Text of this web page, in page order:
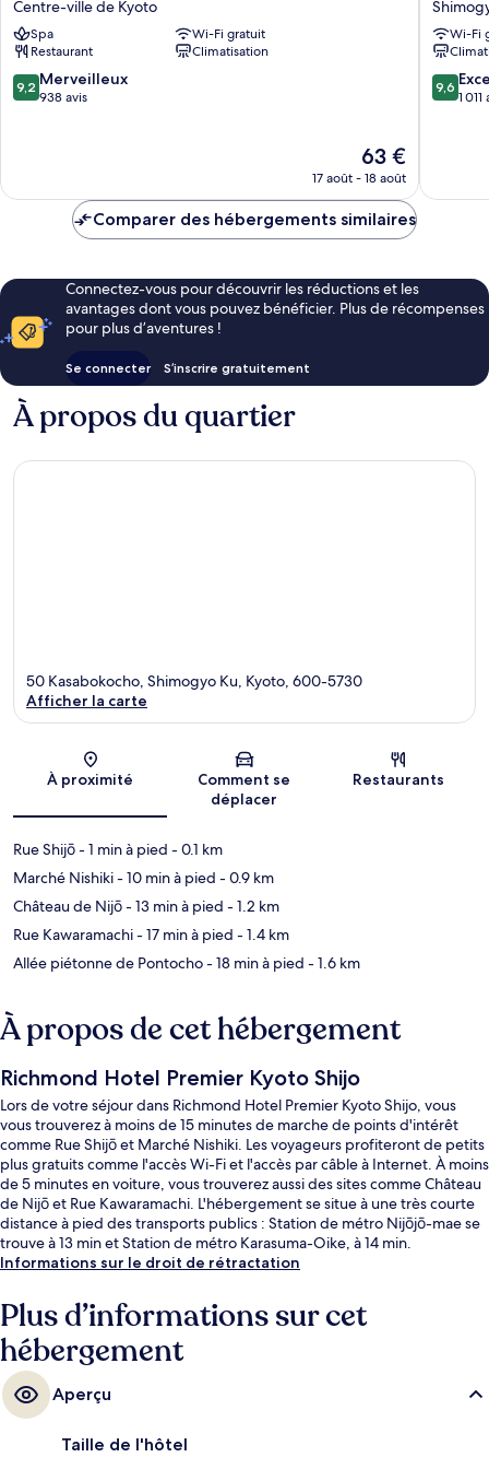
Kyoto
Shijo
Shinmachi
Centre-
ville
Centre-ville de Kyoto
Spa
Wi-Fi gratuit
Restaurant
Climatisation
9.2
sur
9,2 Merveilleux
938 avis
Le
nouveau
est
de
63 €
17 août - 18 août
Hotel
Kyoto
Gojo
Wi-Fi
9.6
sur
9,6
1 011
Comparer des hébergements similaires
Connectez-vous pour découvrir les réductions et les
avantages dont vous pouvez bénéficier. Plus de récompenses
pour plus d’aventures !
Se connecter S’inscrire gratuitement
À propos du quartier
Carte
50 Kasabokocho, Shimogyo Ku, Kyoto, 600-5730
Afficher la carte
À proximité
Comment se
déplacer
Restaurants
Rue Shijō- 1 min à pied - 0.1 km
Marché Nishiki- 10 min à pied - 0.9 km
Château de Nijō- 13 min à pied - 1.2 km
Rue Kawaramachi- 17 min à pied - 1.4 km
Allée piétonne de Pontocho- 18 min à pied - 1.6 km
À propos de cet hébergement
Richmond Hotel Premier Kyoto Shijo
Lors de votre séjour dans Richmond Hotel Premier Kyoto Shijo, vous
vous trouverez à moins de 15 minutes de marche de points d'intérêt
comme Rue Shijō et Marché Nishiki. Les voyageurs profiteront de petits
plus gratuits comme l'accès Wi-Fi et l'accès par câble à Internet. À moins
de 5 minutes en voiture, vous trouverez aussi des sites comme Château
de Nijō et Rue Kawaramachi. L'hébergement se situe à une très courte
distance à pied des transports publics : Station de métro Nijōjō-mae se
trouve à 13 min et Station de métro Karasuma-Oike, à 14 min.
Informations sur le droit de rétractation
Plus d’informations sur cet
hébergement
Aperçu
Taille de l'hôtel